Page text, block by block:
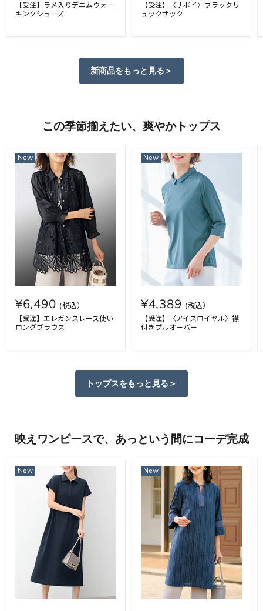
【受注】ラメ入りデニムウォー
キングシューズ
【受注】〈サボイ〉ブラックリ
ュックサック
新商品をもっと見る＞
この季節揃えたい、爽やかトップス
New
¥6,490
【受注】エレガンスレース使い
ロングブラウス
New
¥4,389
【受注】〈アイスロイヤル〉襟
付きプルオーバー
トップスをもっと見る＞
映えワンピースで、あっという間にコーデ完成
New New